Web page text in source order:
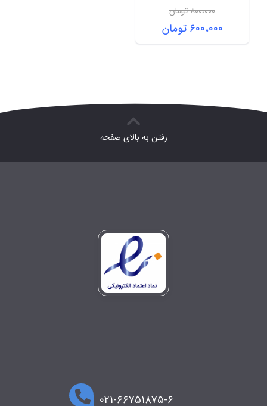
۸۰۰،۰۰۰تومان
قیمت
اصلی:
۶۰۰،۰۰۰ تومان
قیمت
رفتن به بالای صفحه
۰۲۱-۶۶۷۵۱۸۷۵-۶